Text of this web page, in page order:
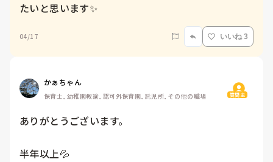
たいと思います✨
04/17 いいね 3
かぁちゃん
保育士, 幼稚園教諭, 認可外保育園, 託児所, その他の職場 質問主
ありがとうございます。
半年以上💦